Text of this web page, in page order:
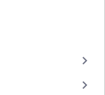
keyboard_arrow_right
keyboard_arrow_right